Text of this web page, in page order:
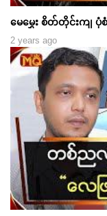
မေမွှေး စိတ်တိုင်းကျ
2 years ago